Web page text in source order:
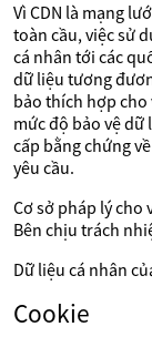
Vì CDN là mạng
toàn cầu, việc sử
cá nhân tới các
dữ liệu tương
bảo thích hợp cho
mức độ bảo vệ
cấp bằng chứng
yêu cầu.
Cơ sở pháp lý cho
Bên chịu trách
Dữ liệu cá nhân
Cookie